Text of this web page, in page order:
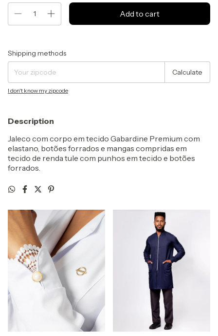
Shipping for zipcode:
Shipping methods
Calculate
I don't know my zipcode
Description
Jaleco com corpo em tecido Gabardine Premium com
elastano, botões forrados e mangas compridas em
tecido de renda tule com punhos em tecido e botões
forrados.